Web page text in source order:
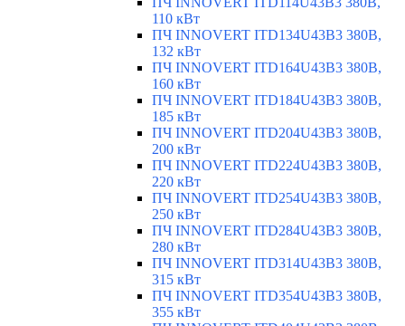
110 кВт
ПЧ INNOVERT ITD134U43B3 380В,
132 кВт
ПЧ INNOVERT ITD164U43B3 380В,
160 кВт
ПЧ INNOVERT ITD184U43B3 380В,
185 кВт
ПЧ INNOVERT ITD204U43B3 380В,
200 кВт
ПЧ INNOVERT ITD224U43B3 380В,
220 кВт
ПЧ INNOVERT ITD254U43B3 380В,
250 кВт
ПЧ INNOVERT ITD284U43B3 380В,
280 кВт
ПЧ INNOVERT ITD314U43B3 380В,
315 кВт
ПЧ INNOVERT ITD354U43B3 380В,
355 кВт